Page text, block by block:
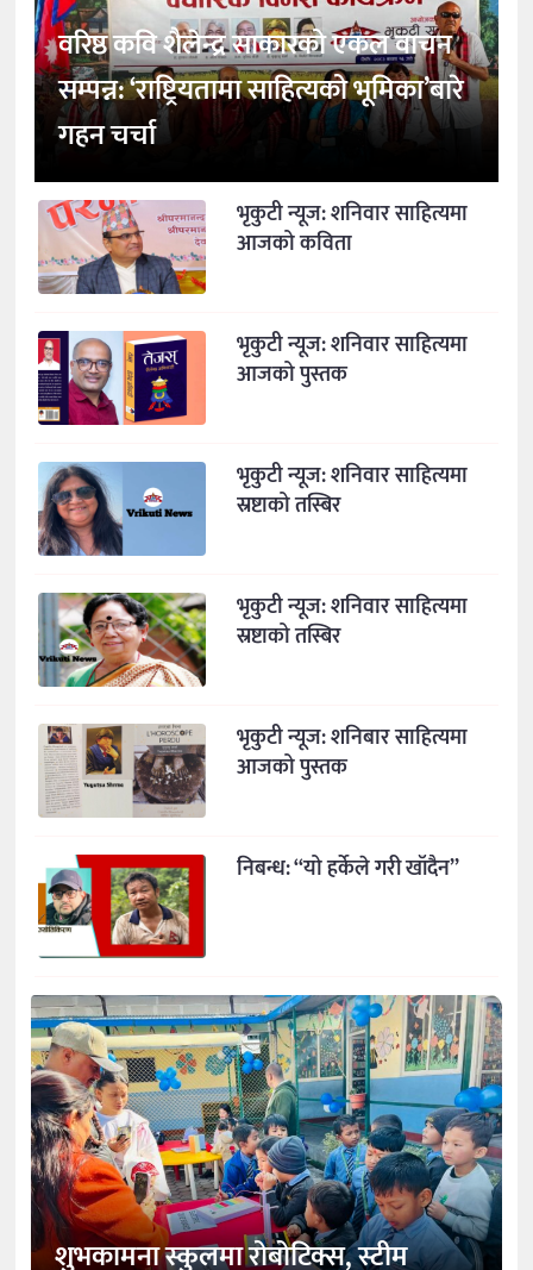
वरिष्ठ कवि शैलेन्द्र साकारको एकल वाचन
सम्पन्न: ‘राष्ट्रियतामा साहित्यको भूमिका’बारे
गहन चर्चा
भृकुटी न्यूज: शनिवार साहित्यमा
आजको कविता
भृकुटी न्यूज: शनिवार साहित्यमा
आजको पुस्तक
भृकुटी न्यूज: शनिवार साहित्यमा
स्रष्टाको तस्बिर
भृकुटी न्यूज: शनिवार साहित्यमा
स्रष्टाको तस्बिर
भृकुटी न्यूज: शनिबार साहित्यमा
आजको पुस्तक
निबन्ध: “यो हर्केले गरी खाँदैन”
शुभकामना स्कुलमा रोबोटिक्स, स्टीम